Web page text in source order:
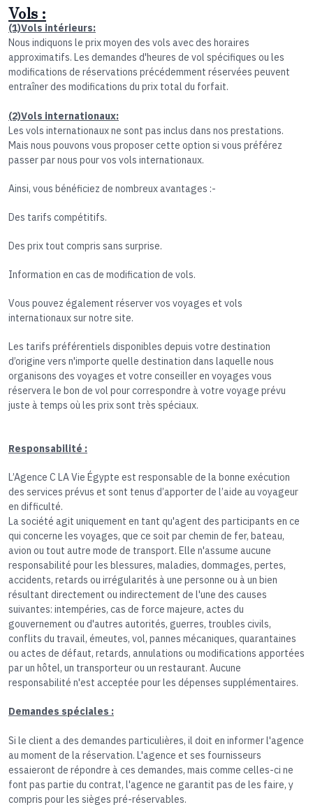
Vols :
(1)Vols intérieurs:
Nous indiquons le prix moyen des vols avec des horaires
approximatifs. Les demandes d'heures de vol spécifiques ou les
modifications de réservations précédemment réservées peuvent
entraîner des modifications du prix total du forfait.
(2)Vols internationaux:
Les vols internationaux ne sont pas inclus dans nos prestations.
Mais nous pouvons vous proposer cette option si vous préférez
passer par nous pour vos vols internationaux.
Ainsi, vous bénéficiez de nombreux avantages :-
Des tarifs compétitifs.
Des prix tout compris sans surprise.
Information en cas de modification de vols.
Vous pouvez également réserver vos voyages et vols
internationaux sur notre site.
Les tarifs préférentiels disponibles depuis votre destination
d’origine vers n'importe quelle destination dans laquelle nous
organisons des voyages et votre conseiller en voyages vous
réservera le bon de vol pour correspondre à votre voyage prévu
juste à temps où les prix sont très spéciaux.
Responsabilité :
L’Agence C LA Vie Égypte est responsable de la bonne exécution
des services prévus et sont tenus d’apporter de l’aide au voyageur
en difficulté.
La société agit uniquement en tant qu'agent des participants en ce
qui concerne les voyages, que ce soit par chemin de fer, bateau,
avion ou tout autre mode de transport. Elle n'assume aucune
responsabilité pour les blessures, maladies, dommages, pertes,
accidents, retards ou irrégularités à une personne ou à un bien
résultant directement ou indirectement de l'une des causes
suivantes: intempéries, cas de force majeure, actes du
gouvernement ou d'autres autorités, guerres, troubles civils,
conflits du travail, émeutes, vol, pannes mécaniques, quarantaines
ou actes de défaut, retards, annulations ou modifications apportées
par un hôtel, un transporteur ou un restaurant. Aucune
responsabilité n'est acceptée pour les dépenses supplémentaires.
Demandes spéciales :
Si le client a des demandes particulières, il doit en informer l'agence
au moment de la réservation. L'agence et ses fournisseurs
essaieront de répondre à ces demandes, mais comme celles-ci ne
font pas partie du contrat, l'agence ne garantit pas de les faire, y
compris pour les sièges pré-réservables.